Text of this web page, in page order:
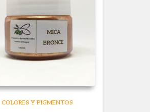
COLORES Y PIGMENTOS